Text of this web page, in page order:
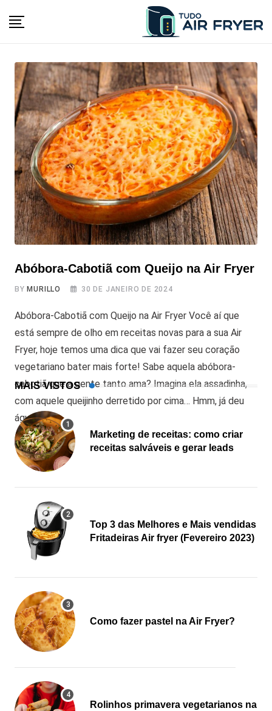
Abóbora-Cabotiã com Queijo na Air Fryer
BY MURILLO 30 DE JANEIRO DE 2024
Abóbora-Cabotiã com Queijo na Air Fryer Você aí que
está sempre de olho em receitas novas para a sua Air
Fryer, hoje temos uma dica que vai fazer seu coração
vegetariano bater mais forte! Sabe aquela abóbora-
cabotiã que a gente tanto ama? Imagina ela assadinha,
com aquele queijinho derretido por cima… Hmm, já deu
água
MAIS VISTOS
Marketing de receitas: como criar
receitas salváveis e gerar leads
Top 3 das Melhores e Mais vendidas
Fritadeiras Air fryer (Fevereiro 2023)
Como fazer pastel na Air Fryer?
Rolinhos primavera vegetarianos na